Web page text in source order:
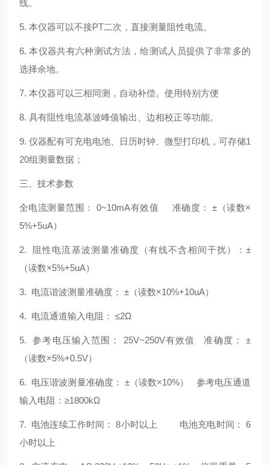
线。
5. 本仪器可以不接PT二次，直接测量阻性电流。
6. 本仪器共有六种测试方法，给测试人员提供了非常多的
选择余地。
7. 本仪器可以三相同测，自动补偿。使用特别方便
8. 具有阻性电流基波峰值输出、边相校正等功能。
9. 仪器配有可充电电池、日历时钟、微型打印机，可存储1
20组测量数据；
三、技术参数
全电流测量范围： 0~10mA有效值 准确度： ±（读数×
5%+5uA）
2. 阻性电流基波测量准确度（有线不含相间干扰）：±
（读数×5%+5uA）
3. 电流谐波测量准确度： ±（读数×10%+10uA）
4. 电流通道输入电阻： ≤2Ω
5. 参考电压输入范围： 25V~250V有效值 准确度： ±
（读数×5%+0.5V）
6. 电压谐波测量准确度： ±（读数×10%） 参考电压通道
输入电阻：≥1800kΩ
7. 电池连续工作时间： 8小时以上 电池充电时间： 6
小时以上